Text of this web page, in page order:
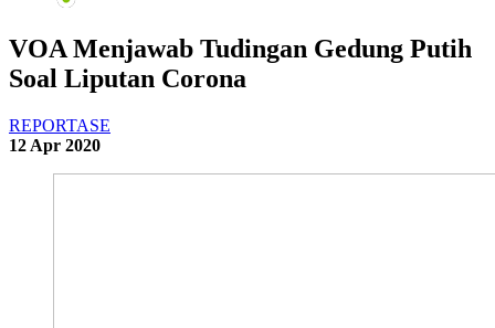
VOA Menjawab Tudingan Gedung Putih
Soal Liputan Corona
REPORTASE
12 Apr 2020